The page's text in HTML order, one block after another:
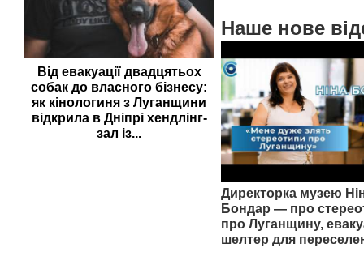
Від евакуації двадцятьох
собак до власного бізнесу:
як кінологиня з Луганщини
відкрила в Дніпрі хендлінг-
зал із...
Наше нове
Директорка музею
Бондар — про
про Луганщину,
шелтер для